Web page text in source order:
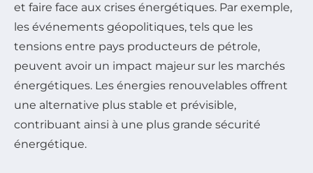
et faire face aux crises énergétiques. Par exemple,
les événements géopolitiques, tels que les
tensions entre pays producteurs de pétrole,
peuvent avoir un impact majeur sur les marchés
énergétiques. Les énergies renouvelables offrent
une alternative plus stable et prévisible,
contribuant ainsi à une plus grande sécurité
énergétique.